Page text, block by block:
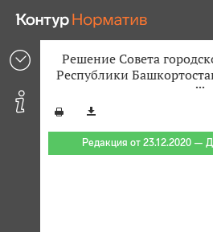
Решение Совета
Республики
Редакция от 23.12.2020 —